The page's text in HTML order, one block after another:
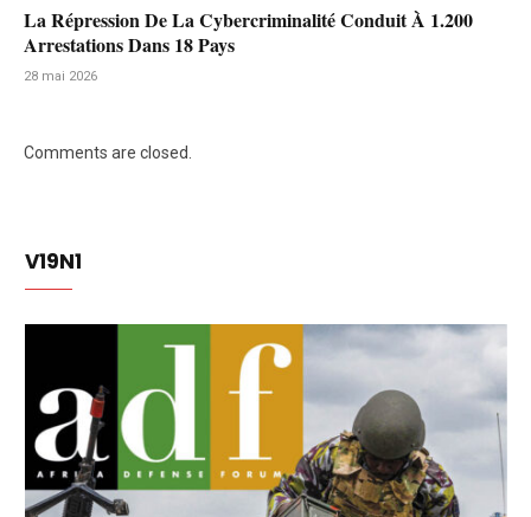
La Répression De La Cybercriminalité Conduit À 1.200
Arrestations Dans 18 Pays
28 mai 2026
Comments are closed.
V19N1